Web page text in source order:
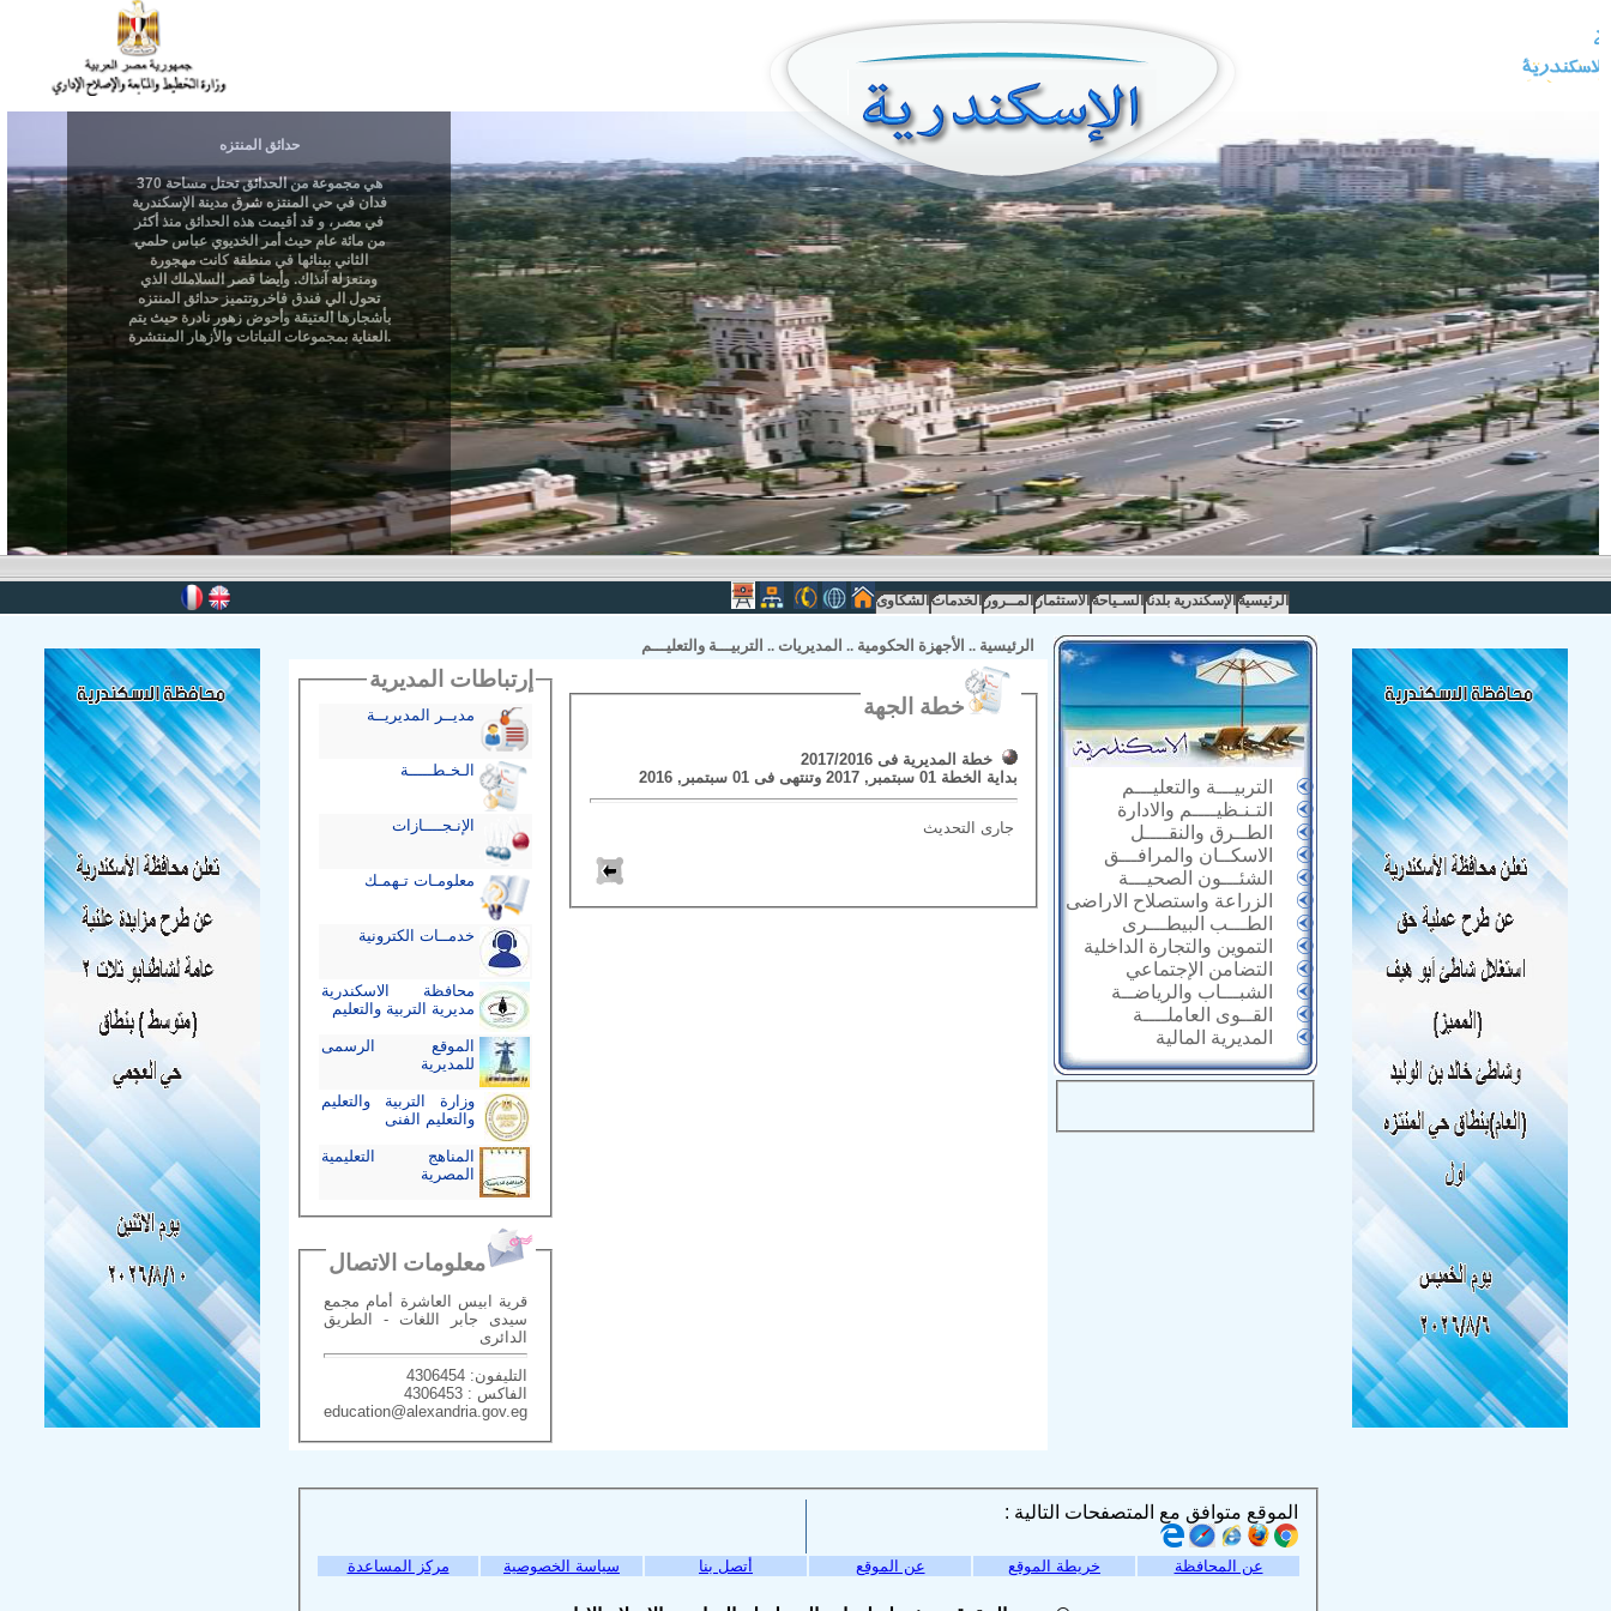
الرئيسية الإسكندرية بلدنا السـياحة الاستثمار المــرور الخدمات الشكاوى
التربيـــة والتعليـــم
التـنـظيــــم والادارة
الطــرق والنقــــل
الاسكــان والمرافـــق
الشئـــون الصحيـــة
الزراعة واستصلاح الاراضى
الطـــب البيطـــرى
التموين والتجارة الداخلية
التضامن الإجتماعي
الشبـــاب والرياضــة
القــوى العاملــــة
المديرية المالية
الرئيسية .. الأجهزة الحكومية .. المديريات .. التربيـــة والتعليـــم
خطة الجهة
خطة المديرية فى 2017/2016
بداية الخطة
وتنتهى فى
جارى التحديث
إرتباطات المديرية
مديــر المديريــة
الـخـطـــــة
الإنـجــــازات
معلومـات تـهمـك
خدمــات الكترونية
محافظة الاسكندرية
مديرية التربية والتعليم
الموقع الرسمى
للمديرية
وزارة التربية والتعليم
والتعليم الفنى
المناهج التعليمية
المصرية
معلومات الاتصال
قرية ابيس العاشرة أمام مجمع
سيدى جابر اللغات - الطريق
الدائرى
التليفون: 4306454
الفاكس : 4306453
education@alexandria.gov.eg
الموقع متوافق مع المتصفحات التالية :
عن المحافظة خريطة الموقع عن الموقع أتصل بنا سياسة الخصوصية مركز المساعدة